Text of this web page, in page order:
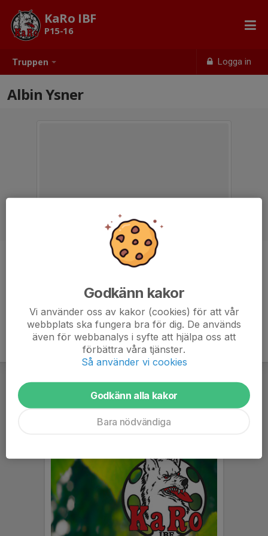
Truppen Logga in
KaRo IBF
P15-16
Albin Ysner
Godkänn kakor
Vi använder oss av kakor (cookies) för att vår
webbplats ska fungera bra för dig. De används
även för webbanalys i syfte att hjälpa oss att
förbättra våra tjänster.
Så använder vi cookies
Godkänn alla kakor
Bara nödvändiga